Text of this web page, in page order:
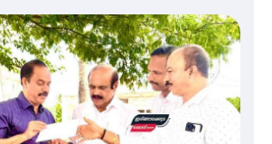
ശക്തമായ കാറ്റിന് സാധ്യത –
ആഗസ്റ്റ് 12 വരെ മഴ തുടരും,
തൃശൂർ ജില്ലയിൽ മഞ്ഞ അലർട്ട്
ശക്തമായ മഴ തുടരുന്നു – തൃശൂർ